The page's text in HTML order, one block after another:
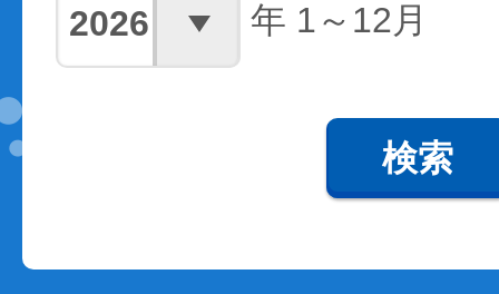
年 1～12月
検索